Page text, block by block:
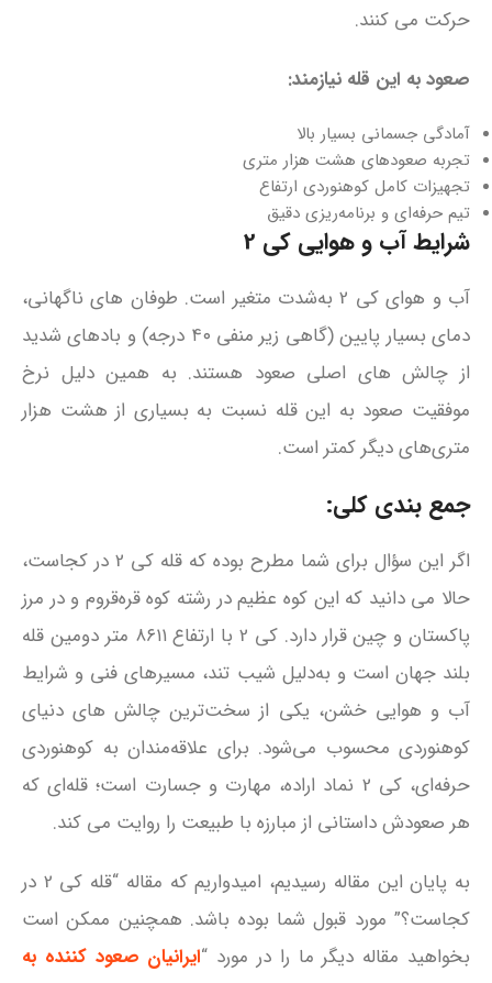
حرکت می‌ کنند.
صعود به این قله نیازمند:
آمادگی جسمانی بسیار بالا
تجربه صعودهای هشت‌ هزار متری
تجهیزات کامل کوهنوردی ارتفاع
تیم حرفه‌ای و برنامه‌ریزی دقیق
شرایط آب‌ و هوایی کی 2
آب‌ و هوای کی 2 به‌شدت متغیر است. طوفان‌ های ناگهانی،
دمای بسیار پایین (گاهی زیر منفی ۴۰ درجه) و بادهای شدید
از چالش‌ های اصلی صعود هستند. به همین دلیل نرخ
موفقیت صعود به این قله نسبت به بسیاری از هشت‌ هزار
متری‌های دیگر کمتر است.
جمع بندی کلی:
اگر این سؤال برای شما مطرح بوده که قله کی 2 در کجاست،
حالا می‌ دانید که این کوه عظیم در رشته‌ کوه قره‌قروم و در مرز
پاکستان و چین قرار دارد. کی 2 با ارتفاع ۸۶۱۱ متر دومین قله
بلند جهان است و به‌دلیل شیب تند، مسیرهای فنی و شرایط
آب‌ و هوایی خشن، یکی از سخت‌ترین چالش‌ های دنیای
کوهنوردی محسوب می‌شود. برای علاقه‌مندان به کوهنوردی
حرفه‌ای، کی 2 نماد اراده، مهارت و جسارت است؛ قله‌ای که
هر صعودش داستانی از مبارزه با طبیعت را روایت می‌ کند.
به پایان این مقاله رسیدیم، امیدواریم که مقاله “قله کی 2 در
کجاست؟” مورد قبول شما بوده باشد. همچنین ممکن است
بخواهید مقاله دیگر ما را در مورد “ایرانیان صعود کننده به